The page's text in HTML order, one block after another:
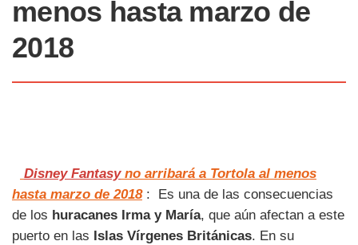
menos hasta marzo de
2018
Disney Fantasyno arribará a Tortola al menos
hasta marzo de 2018: Es una de las consecuencias
de los huracanes Irma y María, que aún afectan a este
puerto en las Islas Vírgenes Británicas. En su